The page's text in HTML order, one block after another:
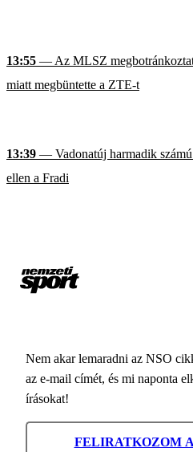
13:55 — Az MLSZ
miatt megbüntette a ZTE-t
13:39 — Vadonatúj harmadik
ellen a Fradi
Nem akar lemaradni az NSO
az e-mail címét, és mi naponta
írásokat!
FELIRATKOZOM